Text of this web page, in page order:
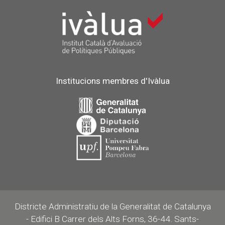
Institucions membres d'Ivàlua
Districte Administratiu de la Generalitat de Catalunya
- Edifici B Carrer dels Alts Forns, 36-44. Sants-